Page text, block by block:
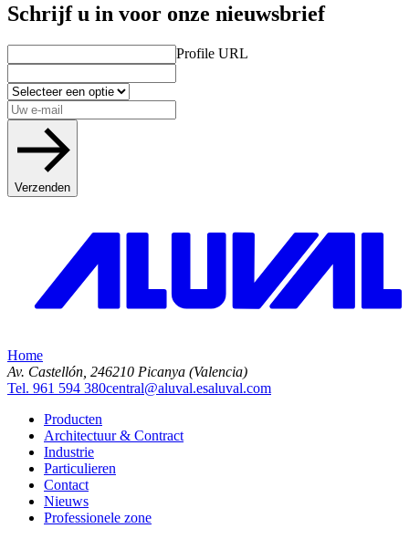
Schrijf u in voor onze nieuwsbrief
Profile URL
Verzenden
Home
Av. Castellón, 246210 Picanya (Valencia)
Tel. 961 594 380central@aluval.esaluval.com
Producten
Architectuur & Contract
Industrie
Particulieren
Contact
Nieuws
Professionele zone